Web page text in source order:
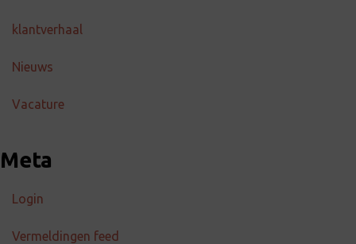
klantverhaal
Nieuws
Vacature
Meta
Login
Vermeldingen feed